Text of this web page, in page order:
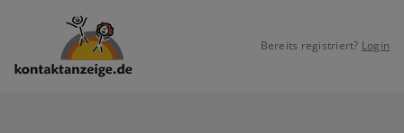
Bereits registriert? Login